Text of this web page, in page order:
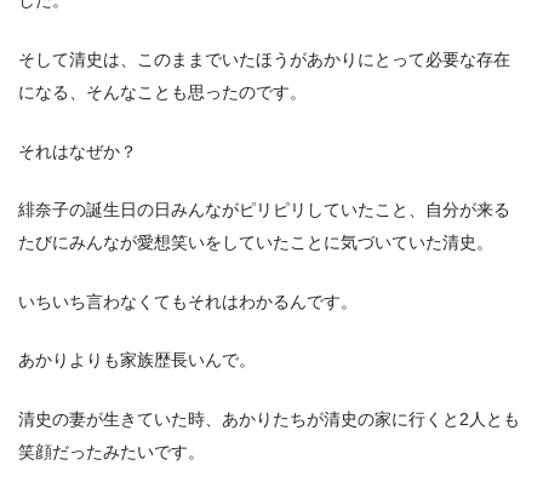
そして清史は、このままでいたほうがあかりにとって必要な存在
になる、そんなことも思ったのです。
それはなぜか？
緋奈子の誕生日の日みんながピリピリしていたこと、自分が来る
たびにみんなが愛想笑いをしていたことに気づいていた清史。
いちいち言わなくてもそれはわかるんです。
あかりよりも家族歴長いんで。
清史の妻が生きていた時、あかりたちが清史の家に行くと2人とも
笑顔だったみたいです。